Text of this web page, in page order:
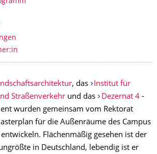
, das
Institut für
Straßenverkehr und das Dezernat 4-
wurden gemeinsam vom Rektorat
für die Außenräume des Campus
Flächenmäßig gesehen ist der
in Deutschland, lebendig ist er